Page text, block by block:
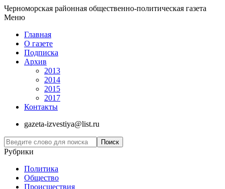
Черноморская районная общественно-политическая газета
Меню
Главная
О газете
Подписка
Архив
2013
2014
2015
2017
Контакты
gazeta-izvestiya@list.ru
Рубрики
Политика
Общество
Проиcшествия